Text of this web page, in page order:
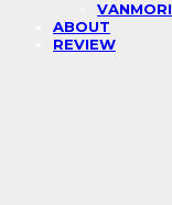
VANMORI
ABOUT
REVIEW